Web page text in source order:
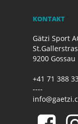
KONTAKT
Gätzi Sport
9200 Gossau
+41 71 388
----